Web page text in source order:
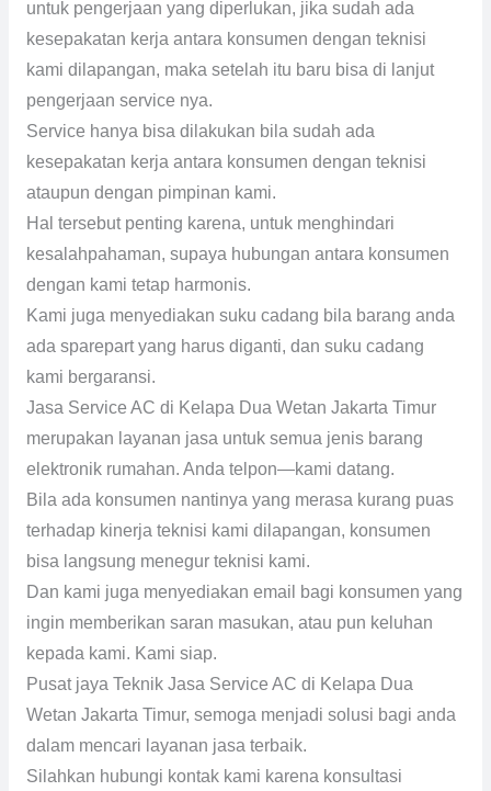
untuk pengerjaan yang diperlukan, jika sudah ada
kesepakatan kerja antara konsumen dengan teknisi
kami dilapangan, maka setelah itu baru bisa di lanjut
pengerjaan service nya.
Service hanya bisa dilakukan bila sudah ada
kesepakatan kerja antara konsumen dengan teknisi
ataupun dengan pimpinan kami.
Hal tersebut penting karena, untuk menghindari
kesalahpahaman, supaya hubungan antara konsumen
dengan kami tetap harmonis.
Kami juga menyediakan suku cadang bila barang anda
ada sparepart yang harus diganti, dan suku cadang
kami bergaransi.
Jasa Service AC di Kelapa Dua Wetan Jakarta Timur
merupakan layanan jasa untuk semua jenis barang
elektronik rumahan. Anda telpon—kami datang.
Bila ada konsumen nantinya yang merasa kurang puas
terhadap kinerja teknisi kami dilapangan, konsumen
bisa langsung menegur teknisi kami.
Dan kami juga menyediakan email bagi konsumen yang
ingin memberikan saran masukan, atau pun keluhan
kepada kami. Kami siap.
Pusat jaya Teknik Jasa Service AC di Kelapa Dua
Wetan Jakarta Timur, semoga menjadi solusi bagi anda
dalam mencari layanan jasa terbaik.
Silahkan hubungi kontak kami karena konsultasi